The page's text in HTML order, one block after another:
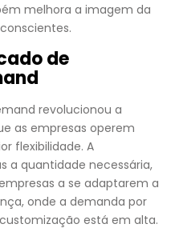
melhora a imagem da
de
revolucionou a
as empresas operem
flexibilidade. A
a quantidade necessária,
a se adaptarem a
onde a demanda por
está em alta.